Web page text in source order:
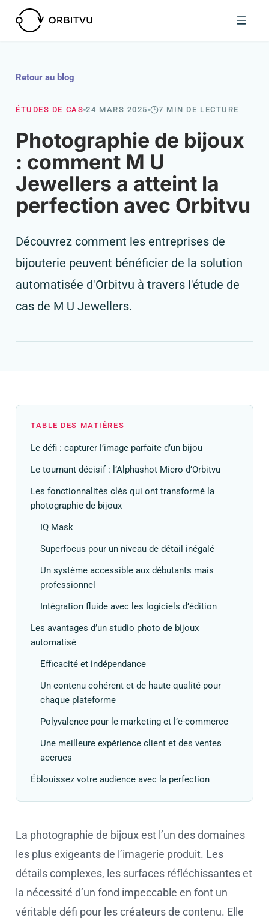
Retour au blog
ÉTUDES DE CAS 24 MARS 2025 7 MIN DE LECTURE
Photographie de bijoux
: comment M U
Jewellers a atteint la
perfection avec Orbitvu
Découvrez comment les entreprises de
bijouterie peuvent bénéficier de la solution
automatisée d'Orbitvu à travers l'étude de
cas de M U Jewellers.
TABLE DES MATIÈRES
Le défi : capturer l’image parfaite d’un bijou
Le tournant décisif : l’Alphashot Micro d’Orbitvu
Les fonctionnalités clés qui ont transformé la
photographie de bijoux
IQ Mask
Superfocus pour un niveau de détail inégalé
Un système accessible aux débutants mais
professionnel
Intégration fluide avec les logiciels d’édition
Les avantages d’un studio photo de bijoux
automatisé
Efficacité et indépendance
Un contenu cohérent et de haute qualité pour
chaque plateforme
Polyvalence pour le marketing et l’e-commerce
Une meilleure expérience client et des ventes
accrues
Éblouissez votre audience avec la perfection
La photographie de bijoux est l’un des domaines
les plus exigeants de l’imagerie produit. Les
détails complexes, les surfaces réfléchissantes et
la nécessité d’un fond impeccable en font un
véritable défi pour les créateurs de contenu. Elle